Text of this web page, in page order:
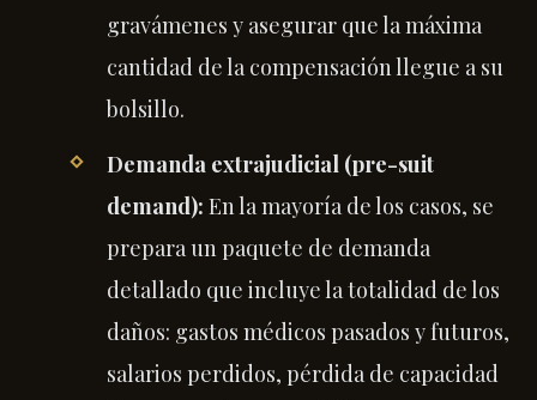
gravámenes y asegurar que la máxima
cantidad de la compensación llegue a su
bolsillo.
Demanda extrajudicial (pre-suit
demand): En la mayoría de los casos, se
prepara un paquete de demanda
detallado que incluye la totalidad de los
daños: gastos médicos pasados y futuros,
salarios perdidos, pérdida de capacidad